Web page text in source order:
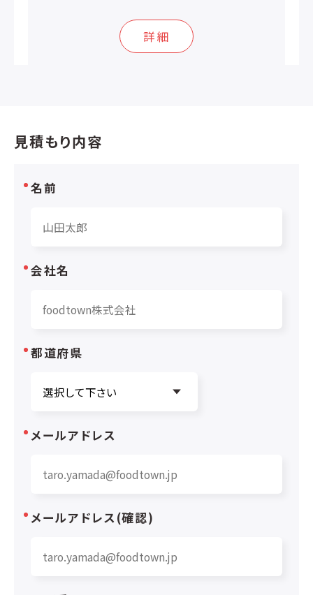
詳細
見積もり内容
名前
会社名
都道府県
メールアドレス
メールアドレス(確認)